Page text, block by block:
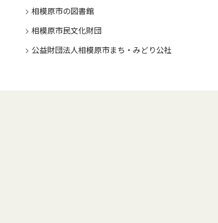
相模原市の図書館
相模原市民文化財団
公益財団法人相模原市まち・みどり公社